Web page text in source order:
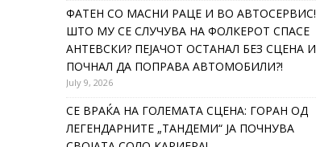
ФАТЕН СО МАСНИ РАЦЕ И ВО АВТОСЕРВИС!
ШТО МУ СЕ СЛУЧУВА НА ФОЛКЕРОТ СПАСЕ
АНТЕВСКИ? ПЕЈАЧОТ ОСТАНАЛ БЕЗ СЦЕНА И
ПОЧНАЛ ДА ПОПРАВА АВТОМОБИЛИ?!
July 9, 2026
СЕ ВРАЌА НА ГОЛЕМАТА СЦЕНА: ГОРАН ОД
ЛЕГЕНДАРНИТЕ „ТАНДЕМИ“ ЈА ПОЧНУВА